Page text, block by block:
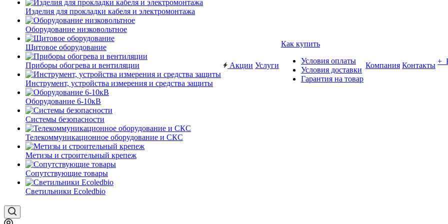
Изделия для прокладки кабеля и электромонтажа
Оборудование низковольтное
Щитовое оборудование
Приборы обогрева и вентиляции
Инструмент, устройства измерения и средства защиты
Оборудование 6-10кВ
Системы безопасности
Телекоммуникационное оборудование и СКС
Метизы и строительный крепеж
Сопутствующие товары
Светильники Ecoledbio
Акции Услуги
Как купить
Условия оплаты
Условия доставки
Гарантия на товар
Компания Контакты +